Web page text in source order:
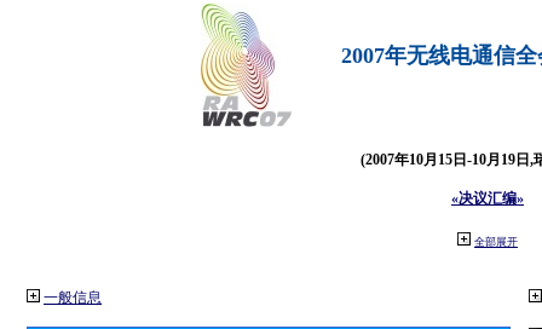
2007年无线电通信
(2007年10月15日-10月19日,
«决议汇编»
全部展开
一般信息